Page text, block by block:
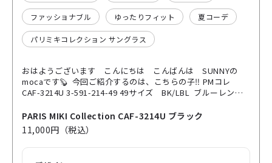
ファッショナブル ゆったりフィット 夏コーデ
パリミキコレクション サングラス
おはようございます こんにちは こんばんは SUNNYの
mocaです🦫 今回ご紹介するのは、こちらの子‼︎ PMコレ
CAF-3214U 3-591-214-49 49サイズ BK/LBL ブルーレンズ
よく！！着けさせてくれる！！！コンビネーションサングラ
ス！！！！ 内側には丁番側から！フレーム上側に！さらにブ
リッチ部分にかけてゴールドが！！ 前だけでなく！横から見
てもカッコイイデザインになてます ぜひ店頭にてご試着して
PARIS MIKI Collection CAF-3214U ブラック
11,000円（税込）